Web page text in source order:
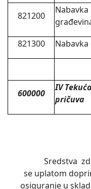
821200
Nabavka
821300
600000
IV
pričuva
Sredstva
se uplatom
osiguranje u